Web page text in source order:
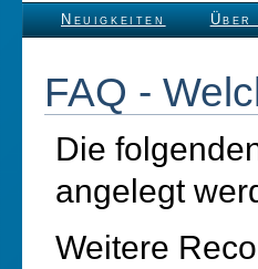
Neuigkeiten Über
FAQ -
Die
angelegt
Weitere